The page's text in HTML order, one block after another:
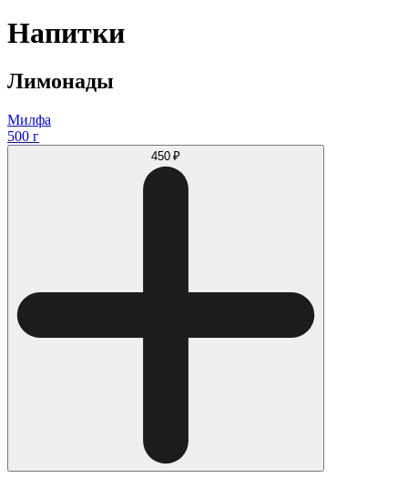
Напитки
Лимонады
Милфа
500 г
450 ₽